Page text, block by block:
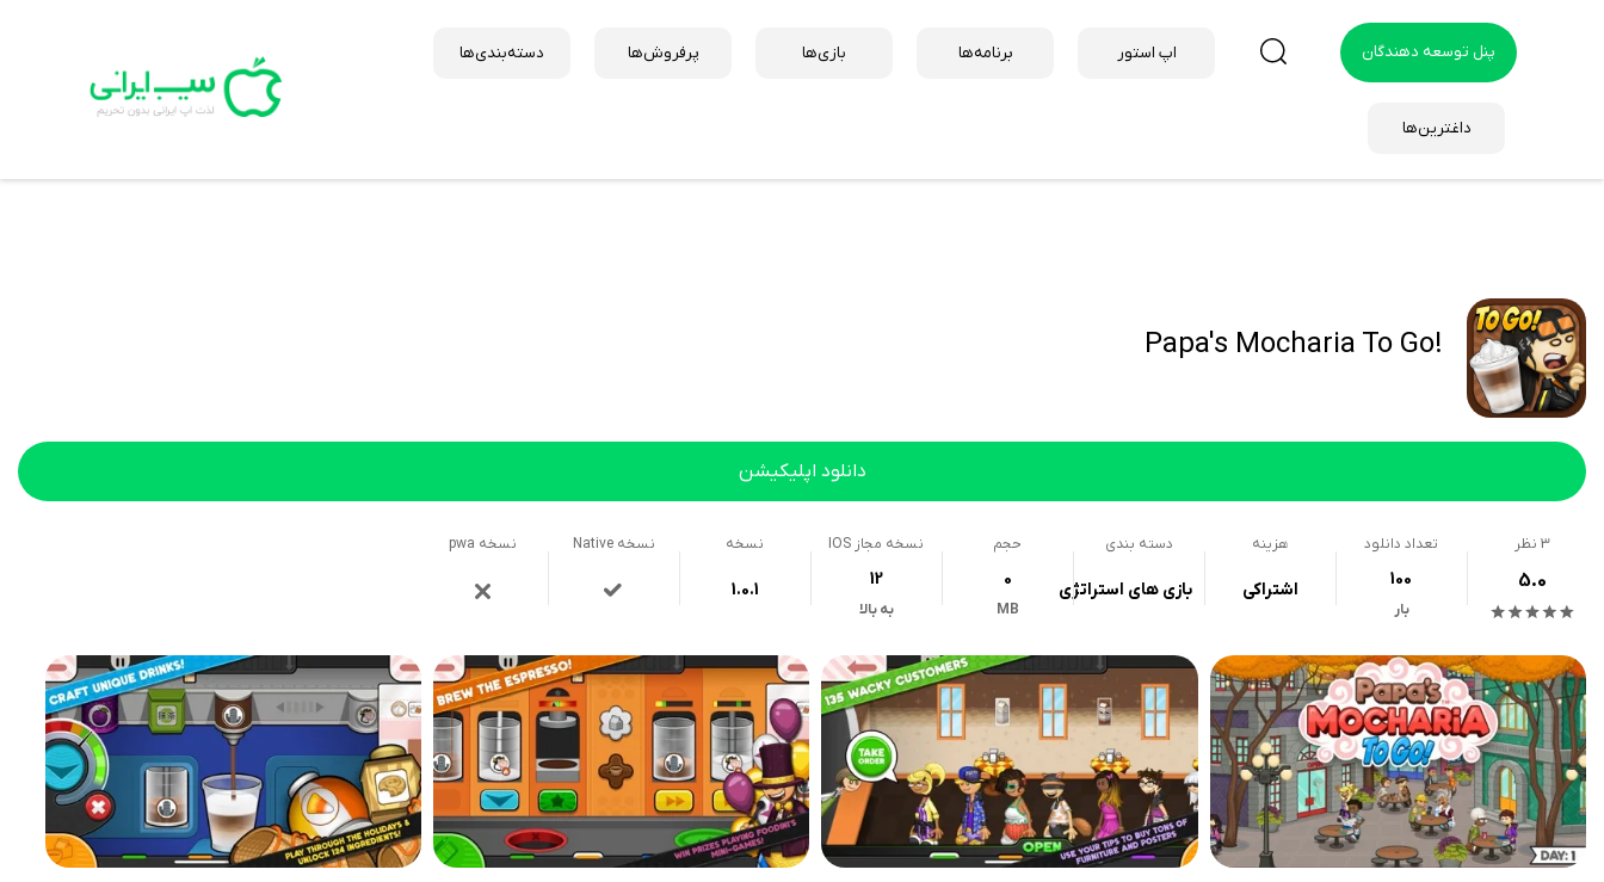
پنل توسعه دهندگان اپ استور برنامه‌ها بازی‌ها پرفروش‌ها دسته‌بندی‌ها
داغترین‌ها
!Papa's Mocharia To Go
دانلود اپلیکیشن
3 نظر
5.0
تعداد دانلود
100
بار
هزینه
اشتراکی
دسته بندی
بازی های استراتژی
حجم
0
MB
نسخه مجاز IOS
12
به بالا
نسخه
1.0.1
نسخه Native نسخه pwa